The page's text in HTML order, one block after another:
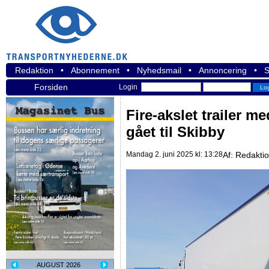
Redaktion • Abonnement • Nyhedsmail • Annoncering •
Forsiden
Login
AUGUST 2026
Fire-akslet trailer
gået til Skibby
Mandag 2. juni 2025 kl: 13:28Af: